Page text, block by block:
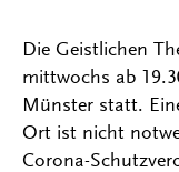
Die Geistlichen
mittwochs ab
Münster statt.
Ort ist nicht
Corona-